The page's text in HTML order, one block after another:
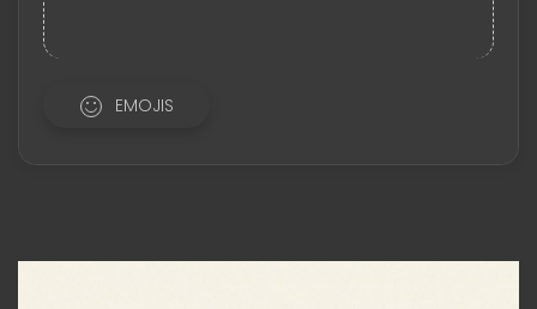
EMOJIS